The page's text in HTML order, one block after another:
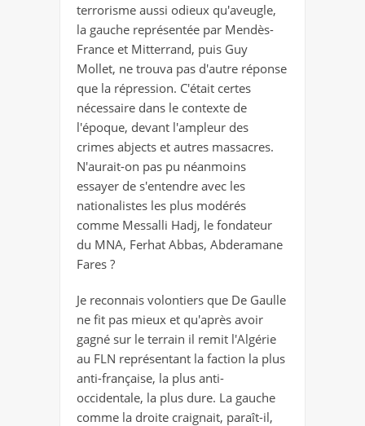
terrorisme aussi odieux qu'aveugle,
la gauche représentée par Mendès-
France et Mitterrand, puis Guy
Mollet, ne trouva pas d'autre réponse
que la répression. C'était certes
nécessaire dans le contexte de
l'époque, devant l'ampleur des
crimes abjects et autres massacres.
N'aurait-on pas pu néanmoins
essayer de s'entendre avec les
nationalistes les plus modérés
comme Messalli Hadj, le fondateur
du MNA, Ferhat Abbas, Abderamane
Fares ?
Je reconnais volontiers que De Gaulle
ne fit pas mieux et qu'après avoir
gagné sur le terrain il remit l'Algérie
au FLN représentant la faction la plus
anti-française, la plus anti-
occidentale, la plus dure. La gauche
comme la droite craignait, paraît-il,